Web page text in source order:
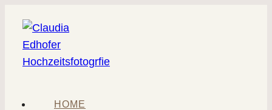
Inhalt
springen
HOME